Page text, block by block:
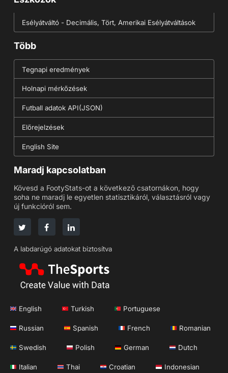
Esélyátváltó - Decimális, Tört, Amerikai Esélyátváltások
Több
Tegnapi eredmények
Holnapi mérkőzések
Futball adatok API(JSON)
Előrejelzések
English Site
Maradj kapcsolatban
Kövesd a FootyStats-ot a következő csatornákon, hogy
soha ne maradj le egyetlen statisztikáról, választásról vagy
új funkcióról sem.
A labdarúgó adatokat biztosítva
English Turkish Portuguese
Russian Spanish French Romanian
Swedish Polish German Dutch
Italian Thai Croatian Indonesian